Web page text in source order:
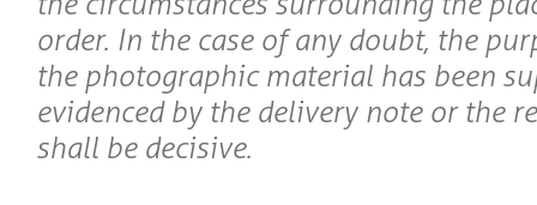
order. In the case of any doubt, the
the photographic material has been
evidenced by the delivery note or the
shall be decisive.